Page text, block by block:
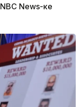
NBC News-ке